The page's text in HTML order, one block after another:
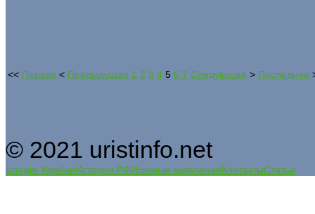
<< Первая < Предыдущая 1 2 3 4 5 6 7 Следующая > Последняя
© 2021 uristinfo.net
Історія УкраїниИстория РФИсковые заявленияКонтактыСтатьи